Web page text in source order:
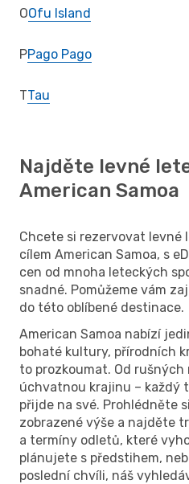
OOfu Island
PPago Pago
TTau
Najděte levné
American Samoa
Chcete si rezervovat levné
cílem American Samoa, s
cen od mnoha leteckých
snadné. Pomůžeme vám
do této oblíbené destinace.
American Samoa nabízí
bohaté kultury, přírodních
to prozkoumat. Od
úchvatnou krajinu – každý
přijde na své. Prohlédněte
zobrazené výše a najděte
a termíny odletů, které
plánujete s předstihem,
poslední chvíli, náš